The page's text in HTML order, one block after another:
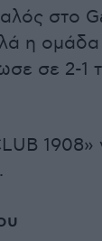
στο
η ομάδα
σε 2-1
1908»